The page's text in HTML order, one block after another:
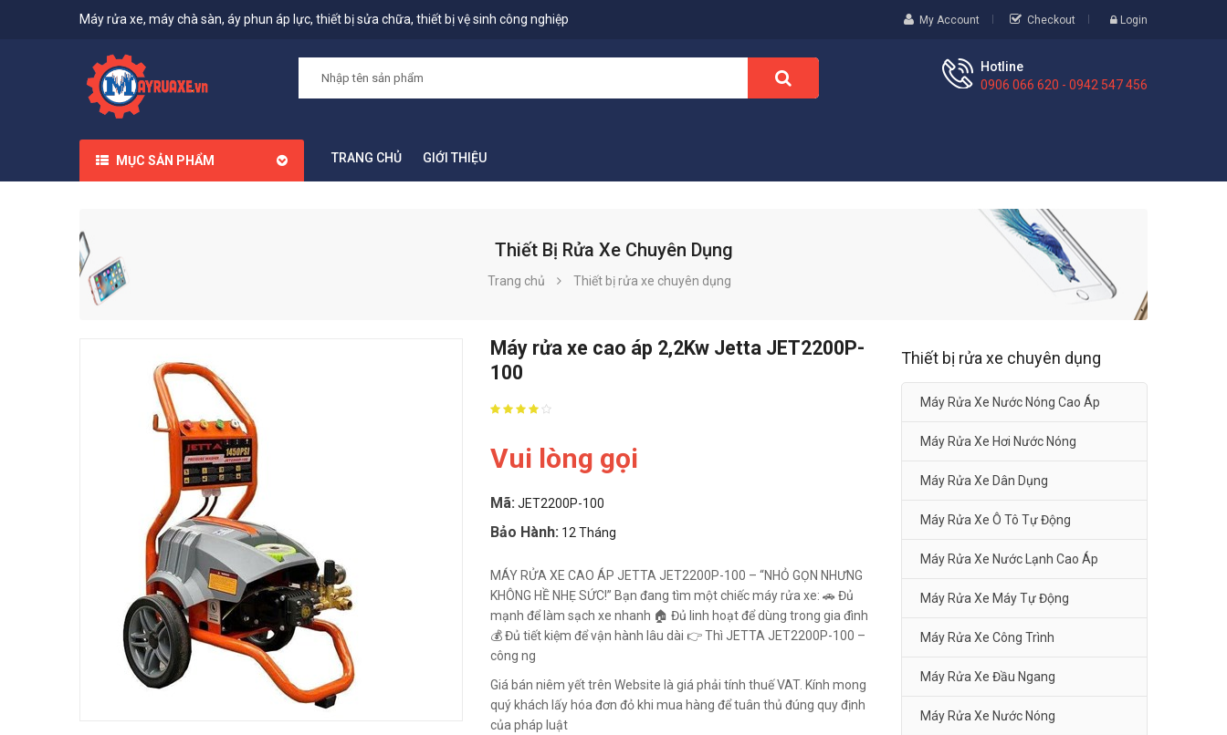
Máy rửa xe, máy chà sàn, áy phun áp lực, thiết bị sửa chữa, thiết bị vệ sinh công nghiệp My Account Checkout Login
Hotline
0906 066 620 - 0942 547 456
MỤC SẢN PHẨM TRANG CHỦ GIỚI THIỆU
Thiết Bị Rửa Xe Chuyên Dụng
Trang chủ Thiết bị rửa xe chuyên dụng
Máy rửa xe cao áp 2,2Kw Jetta JET2200P-
100
Vui lòng gọi
Mã: JET2200P-100
Bảo Hành: 12 Tháng
MÁY RỬA XE CAO ÁP JETTA JET2200P-100 – “NHỎ GỌN NHƯNG
KHÔNG HỀ NHẸ SỨC!” Bạn đang tìm một chiếc máy rửa xe: 🚗 Đủ
mạnh để làm sạch xe nhanh 🏠 Đủ linh hoạt để dùng trong gia đình
💰 Đủ tiết kiệm để vận hành lâu dài 👉 Thì JETTA JET2200P-100 –
công ng
Giá bán niêm yết trên Website là giá phải tính thuế VAT. Kính mong
quý khách lấy hóa đơn đỏ khi mua hàng để tuân thủ đúng quy định
của pháp luật
Thiết bị rửa xe chuyên dụng
Máy Rửa Xe Nước Nóng Cao Áp
Máy Rửa Xe Hơi Nước Nóng
Máy Rửa Xe Dân Dụng
Máy Rửa Xe Ô Tô Tự Động
Máy Rửa Xe Nước Lạnh Cao Áp
Máy Rửa Xe Máy Tự Động
Máy Rửa Xe Công Trình
Máy Rửa Xe Đầu Ngang
Máy Rửa Xe Nước Nóng